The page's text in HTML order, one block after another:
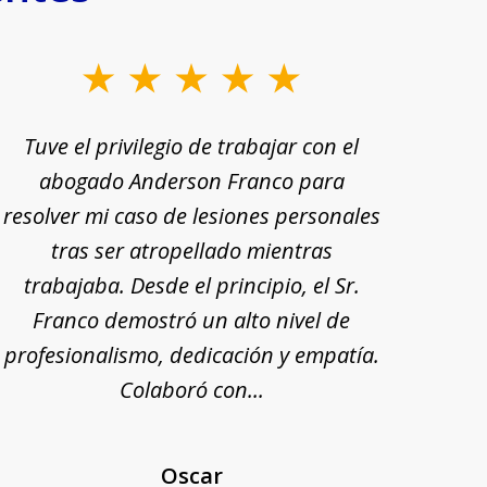
Tuve el privilegio de trabajar con el
abogado Anderson Franco para
resolver mi caso de lesiones personales
tras ser atropellado mientras
trabajaba. Desde el principio, el Sr.
Franco demostró un alto nivel de
profesionalismo, dedicación y empatía.
Colaboró con...
Oscar